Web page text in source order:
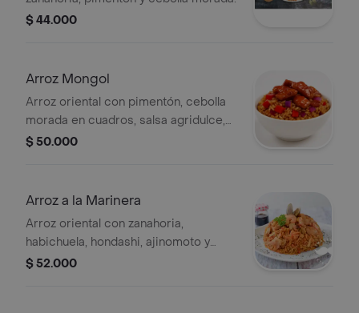
$ 44.000
Arroz Mongol
Arroz oriental con pimentón, cebolla
morada en cuadros, salsa agridulce,
proteína y tamaño a elegir.
$ 50.000
Arroz a la Marinera
Arroz oriental con zanahoria,
habichuela, hondashi, ajinomoto y
tamaño a elegir.
$ 52.000